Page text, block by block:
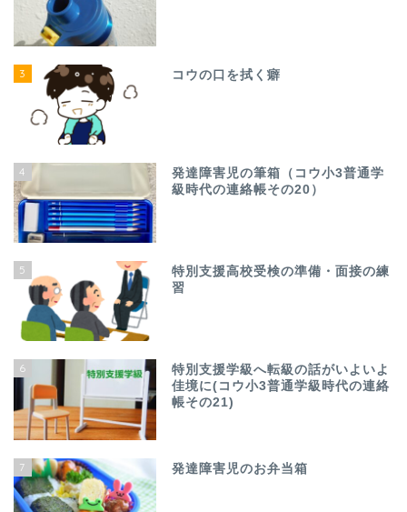
3 コウの口を拭く癖
4
発達障害児の筆箱（コウ小3普通学
級時代の連絡帳その20）
5
特別支援高校受検の準備・面接の練
習
6
特別支援学級へ転級の話がいよいよ
佳境に(コウ小3普通学級時代の連絡
帳その21)
7 発達障害児のお弁当箱